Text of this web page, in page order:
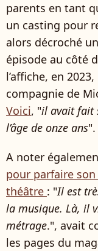
parents en tant
un casting pour
alors décroché
épisode au côté
l’affiche, en
compagnie de
Voici, "il avait fait
l’âge de onze ans".
A noter
pour parfaire
théâtre : "Il est
la musique. Là, il
métrage.", avait
les pages du